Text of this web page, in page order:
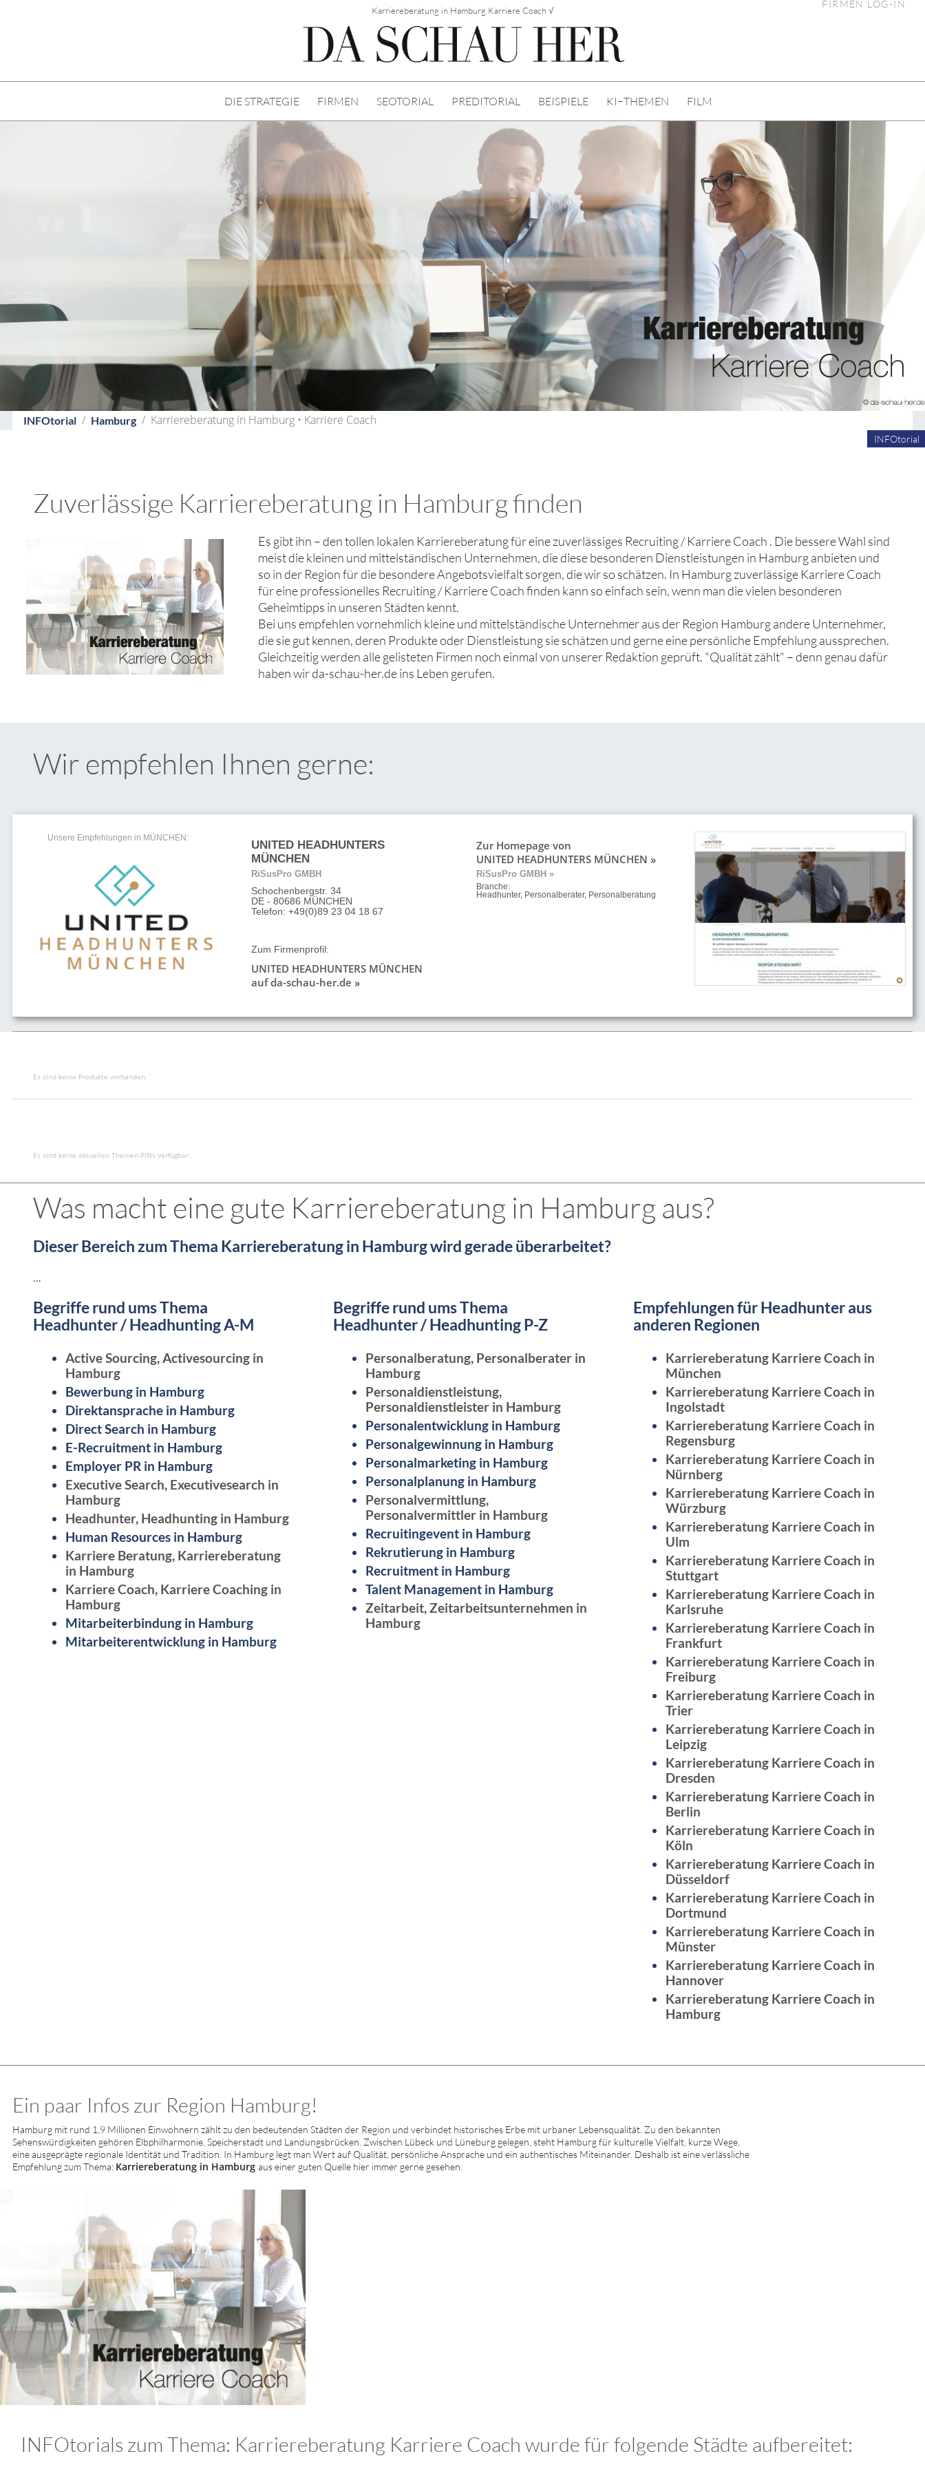
Karriereberatung in Hamburg Karriere Coach √
FIRMEN LOG-IN
DIE STRATEGIE FIRMEN SEOTORIAL PREDITORIAL BEISPIELE KI−THEMEN FILM
INFOtorial Hamburg Karriereberatung in Hamburg • Karriere Coach
INFOtorial
Zuverlässige Karriereberatung in Hamburg finden
Es gibt ihn – den tollen lokalen Karriereberatung für eine zuverlässiges Recruiting / Karriere Coach . Die bessere Wahl sind
meist die kleinen und mittelständischen Unternehmen, die diese besonderen Dienstleistungen in Hamburg anbieten und
so in der Region für die besondere Angebotsvielfalt sorgen, die wir so schätzen. In Hamburg zuverlässige Karriere Coach
für eine professionelles Recruiting / Karriere Coach finden kann so einfach sein, wenn man die vielen besonderen
Geheimtipps in unseren Städten kennt.
Bei uns empfehlen vornehmlich kleine und mittelständische Unternehmer aus der Region Hamburg andere Unternehmer,
die sie gut kennen, deren Produkte oder Dienstleistung sie schätzen und gerne eine persönliche Empfehlung aussprechen.
Gleichzeitig werden alle gelisteten Firmen noch einmal von unserer Redaktion geprüft. "Qualität zählt" – denn genau dafür
haben wir da-schau-her.de ins Leben gerufen.
Wir empfehlen Ihnen gerne:
Unsere Empfehlungen in MÜNCHEN:
UNITED HEADHUNTERS
MÜNCHEN
RiSusPro GMBH
Schochenbergstr. 34
DE - 80686 MÜNCHEN
Telefon: +49(0)89 23 04 18 67
Zum Firmenprofil:
UNITED HEADHUNTERS MÜNCHEN
auf da-schau-her.de »
Zur Homepage von
UNITED HEADHUNTERS MÜNCHEN »
RiSusPro GMBH »
Branche:
Headhunter, Personalberater, Personalberatung
Es sind keine Produkte vorhanden.
Es sind keine aktuellen Themen-PINs verfügbar..
Was macht eine gute Karriereberatung in Hamburg aus?
Dieser Bereich zum Thema Karriereberatung in Hamburg wird gerade überarbeitet?
...
Begriffe rund ums Thema
Headhunter / Headhunting A-M
Active Sourcing, Activesourcing in
Hamburg
Bewerbung in Hamburg
Direktansprache in Hamburg
Direct Search in Hamburg
E-Recruitment in Hamburg
Employer PR in Hamburg
Executive Search, Executivesearch in
Hamburg
Headhunter, Headhunting in Hamburg
Human Resources in Hamburg
Karriere Beratung, Karriereberatung
in Hamburg
Karriere Coach, Karriere Coaching in
Hamburg
Mitarbeiterbindung in Hamburg
Mitarbeiterentwicklung in Hamburg
Begriffe rund ums Thema
Headhunter / Headhunting P-Z
Personalberatung, Personalberater in
Hamburg
Personaldienstleistung,
Personaldienstleister in Hamburg
Personalentwicklung in Hamburg
Personalgewinnung in Hamburg
Personalmarketing in Hamburg
Personalplanung in Hamburg
Personalvermittlung,
Personalvermittler in Hamburg
Recruitingevent in Hamburg
Rekrutierung in Hamburg
Recruitment in Hamburg
Talent Management in Hamburg
Zeitarbeit, Zeitarbeitsunternehmen in
Hamburg
Empfehlungen für Headhunter aus
anderen Regionen
Karriereberatung Karriere Coach in
München
Karriereberatung Karriere Coach in
Ingolstadt
Karriereberatung Karriere Coach in
Regensburg
Karriereberatung Karriere Coach in
Nürnberg
Karriereberatung Karriere Coach in
Würzburg
Karriereberatung Karriere Coach in
Ulm
Karriereberatung Karriere Coach in
Stuttgart
Karriereberatung Karriere Coach in
Karlsruhe
Karriereberatung Karriere Coach in
Frankfurt
Karriereberatung Karriere Coach in
Freiburg
Karriereberatung Karriere Coach in
Trier
Karriereberatung Karriere Coach in
Leipzig
Karriereberatung Karriere Coach in
Dresden
Karriereberatung Karriere Coach in
Berlin
Karriereberatung Karriere Coach in
Köln
Karriereberatung Karriere Coach in
Düsseldorf
Karriereberatung Karriere Coach in
Dortmund
Karriereberatung Karriere Coach in
Münster
Karriereberatung Karriere Coach in
Hannover
Karriereberatung Karriere Coach in
Hamburg
Ein paar Infos zur Region Hamburg!
Hamburg mit rund 1,9 Millionen Einwohnern zählt zu den bedeutenden Städten der Region und verbindet historisches Erbe mit urbaner Lebensqualität. Zu den bekannten
Sehenswürdigkeiten gehören Elbphilharmonie, Speicherstadt und Landungsbrücken. Zwischen Lübeck und Lüneburg gelegen, steht Hamburg für kulturelle Vielfalt, kurze Wege,
eine ausgeprägte regionale Identität und Tradition. In Hamburg legt man Wert auf Qualität, persönliche Ansprache und ein authentisches Miteinander. Deshalb ist eine verlässliche
Empfehlung zum Thema: Karriereberatung in Hamburg aus einer guten Quelle hier immer gerne gesehen.
INFOtorials zum Thema: Karriereberatung Karriere Coach wurde für folgende Städte aufbereitet: